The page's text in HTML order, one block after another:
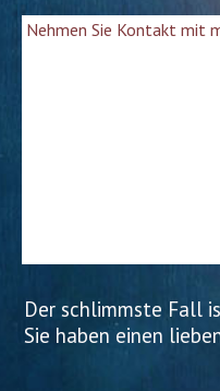
Der schlimmste Fall
Sie haben einen